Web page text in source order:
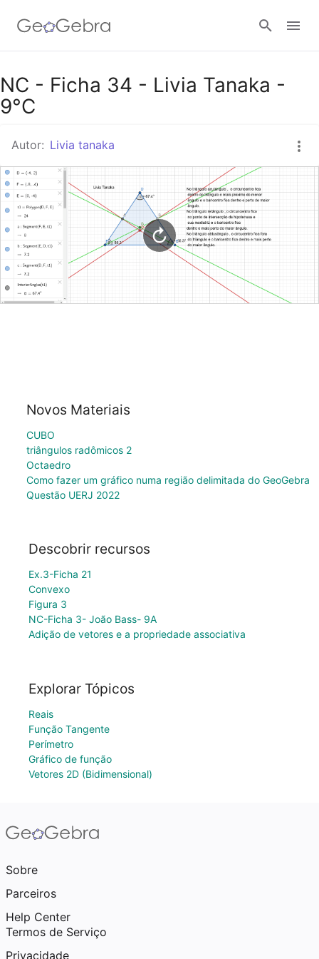
Google Classroom
NC - Ficha 34 - Livia Tanaka -
9°C
Autor: Livia tanaka
Novos Materiais
CUBO
triângulos radômicos 2
Octaedro
Como fazer um gráfico numa região delimitada do GeoGebra
Questão UERJ 2022
Descobrir recursos
Ex.3-Ficha 21
Convexo
Figura 3
NC-Ficha 3- João Bass- 9A
Adição de vetores e a propriedade associativa
Explorar Tópicos
Reais
Função Tangente
Perímetro
Gráfico de função
Vetores 2D (Bidimensional)
Sobre
Parceiros
Help Center
Termos de Serviço
Privacidade